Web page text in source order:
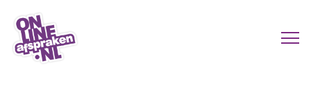
Naar
hoofdinhoud